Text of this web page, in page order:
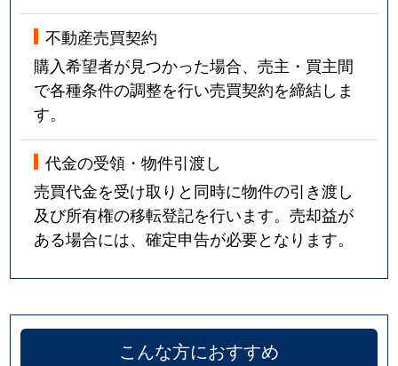
不動産売買契約
購入希望者が見つかった場合、売主・買主間
で各種条件の調整を行い売買契約を締結しま
す。
代金の受領・物件引渡し
売買代金を受け取りと同時に物件の引き渡し
及び所有権の移転登記を行います。売却益が
ある場合には、確定申告が必要となります。
こんな方におすすめ